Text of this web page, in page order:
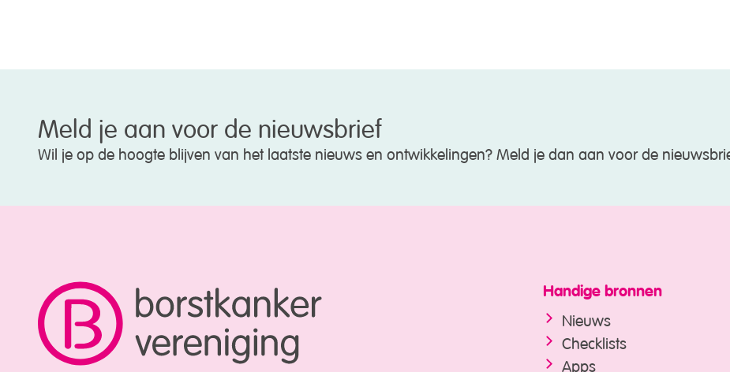
Meld je aan voor de nieuwsbrief
Wil je op de hoogte blijven van het laatste nieuws en ontwikkelingen? Meld je dan aan voor de
Handige bronnen
Nieuws
Checklists
Apps